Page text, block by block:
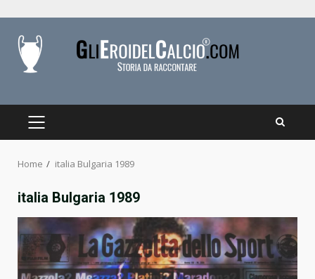
content
PRIMARY
Home italia Bulgaria 1989
italia Bulgaria 1989